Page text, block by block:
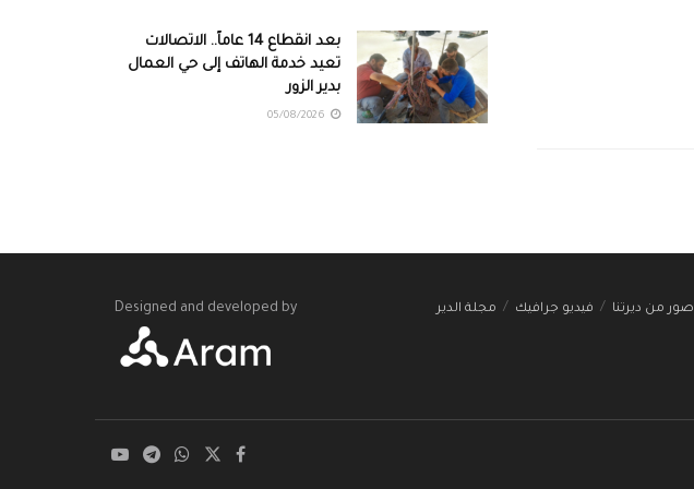
بعد انقطاع 14 عاماً.. الاتصالات
تعيد خدمة الهاتف إلى حي العمال
بدير الزور
صور من ديرتنا فيديو جرافيك مجلة الدير Designed and developed by